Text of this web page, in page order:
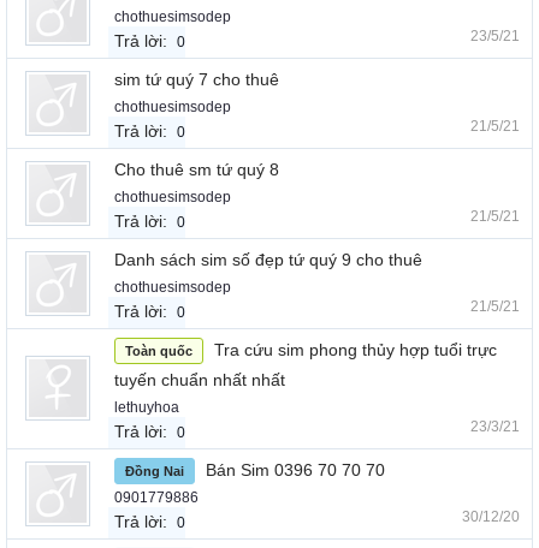
chothuesimsodep
Trả lời: 0 23/5/21
sim tứ quý 7 cho thuê
chothuesimsodep
Trả lời: 0 21/5/21
Cho thuê sm tứ quý 8
chothuesimsodep
Trả lời: 0 21/5/21
Danh sách sim số đẹp tứ quý 9 cho thuê
chothuesimsodep
Trả lời: 0 21/5/21
Toàn quốc
Tra cứu sim phong thủy hợp tuổi trực
tuyến chuẩn nhất nhất
lethuyhoa
Trả lời: 0 23/3/21
Đồng Nai Bán Sim 0396 70 70 70
0901779886
Trả lời: 0 30/12/20